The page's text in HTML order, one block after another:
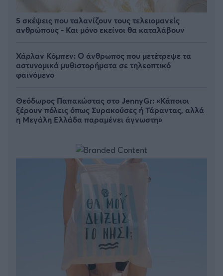
5 σκέψεις που ταλανίζουν τους τελειομανείς
ανθρώπους - Και μόνο εκείνοι θα καταλάβουν
Χάρλαν Κόμπεν: Ο άνθρωπος που μετέτρεψε τα
αστυνομικά μυθιστορήματα σε τηλεοπτικό
φαινόμενο
Θεόδωρος Παπακώστας στο JennyGr: «Κάποιοι
ξέρουν πόλεις όπως Συρακούσες ή Τάραντας, αλλά
η Μεγάλη Ελλάδα παραμένει άγνωστη»